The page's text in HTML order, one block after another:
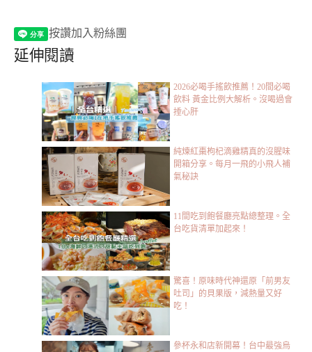
按讚加入粉絲團
延伸閱讀
2026必喝手搖飲推薦！20間必喝
飲料 黃金比例大解析。沒喝過會
捶心肝
純煉紅棗枸杞滴雞精真的沒腥味
開箱分享。每月一飛的小飛人補
氣秘訣
11間吃到飽餐廳亮點總整理。全
台吃貨清單加起來！
驚喜！原味時代神還原「前男友
吐司」的貝果版，減熱量又好
吃！
參杯永和店新開幕！台中最強烏